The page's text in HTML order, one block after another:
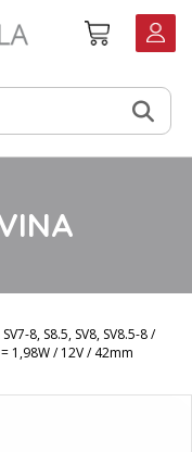
Košarica
8, S8.5, SV8, SV8.5-8 /
1,98W / 12V / 42mm